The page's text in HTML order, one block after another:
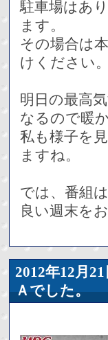
駐車場はあ
ます。
その場合は
けください
明日の最高
なるので暖
私も様子を
ますね。
では、番組
良い週末を
2012年12
Ａでした。